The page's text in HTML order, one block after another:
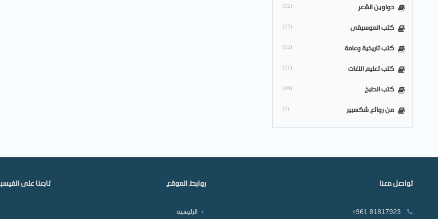
دواوين الشعر (12)
كتب الموسيقى (22)
كتب تاريخية وعامة (12)
كتب تعليم اللغات (21)
كتب الطبخ (49)
من روائع شكسبير (1)
تابعنا على روابط الموقع
الرئيسية
تواصل معنا
+961 81817923